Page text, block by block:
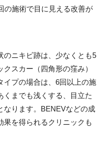
の施術で目に見える改善が
のニキビ跡は、少なくとも5
スカー（四角形の窪み）
イプの場合は、6回以上の施
くまでも浅くする、目立た
なります。BENEVなどの成
果を得られるクリニックも